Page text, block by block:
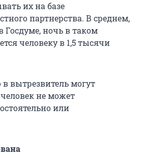
их на базе
партнерства. В среднем,
Госдуме, ночь в таком
человеку в 1,5 тысячи
вытрезвитель могут
не может
или